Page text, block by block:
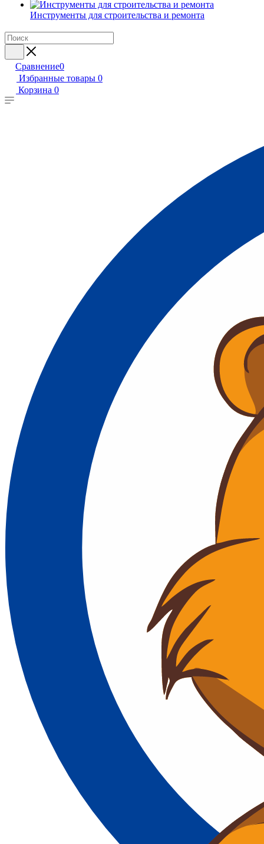
Инструменты для строительства и ремонта
Сравнение0
Избранные товары 0
Корзина 0